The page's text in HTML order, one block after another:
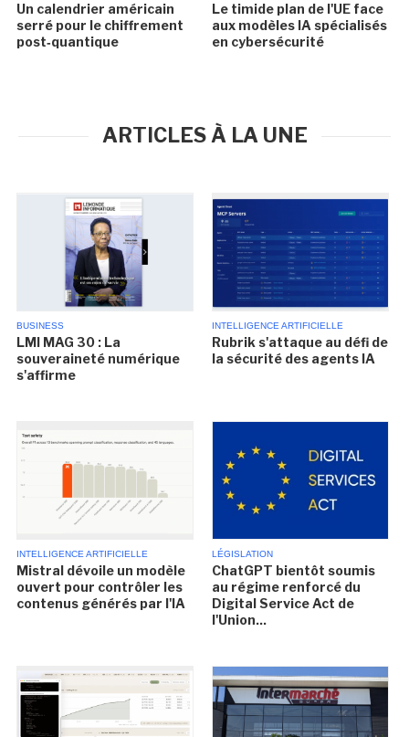
Un calendrier américain
serré pour le chiffrement
post‑quantique
Le timide plan de l'UE face
aux modèles IA spécialisés
en cybersécurité
ARTICLES À LA UNE
BUSINESS
LMI MAG 30 : La
souveraineté numérique
s'affirme
INTELLIGENCE ARTIFICIELLE
Rubrik s'attaque au défi de
la sécurité des agents IA
INTELLIGENCE ARTIFICIELLE
Mistral dévoile un modèle
ouvert pour contrôler les
contenus générés par l'IA
LÉGISLATION
ChatGPT bientôt soumis
au régime renforcé du
Digital Service Act de
l'Union...